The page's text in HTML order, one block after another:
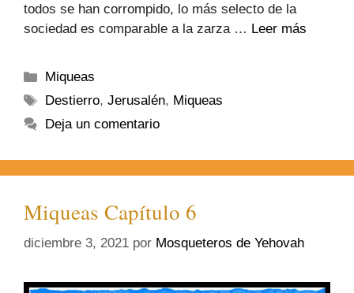
todos se han corrompido, lo más selecto de la
sociedad es comparable a la zarza … Leer más
Miqueas
Destierro,Jerusalén, Miqueas
Deja un comentario
Miqueas Capítulo 6
diciembre 3, 2021 por Mosqueteros de Yehovah